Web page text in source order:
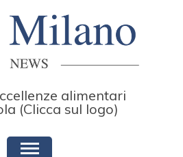
alimentari
(Clicca sul logo)